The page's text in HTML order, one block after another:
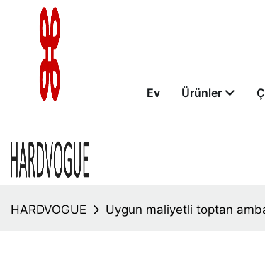
Ev Ürünler
HARDVOGUE Uygun maliyetli toptan